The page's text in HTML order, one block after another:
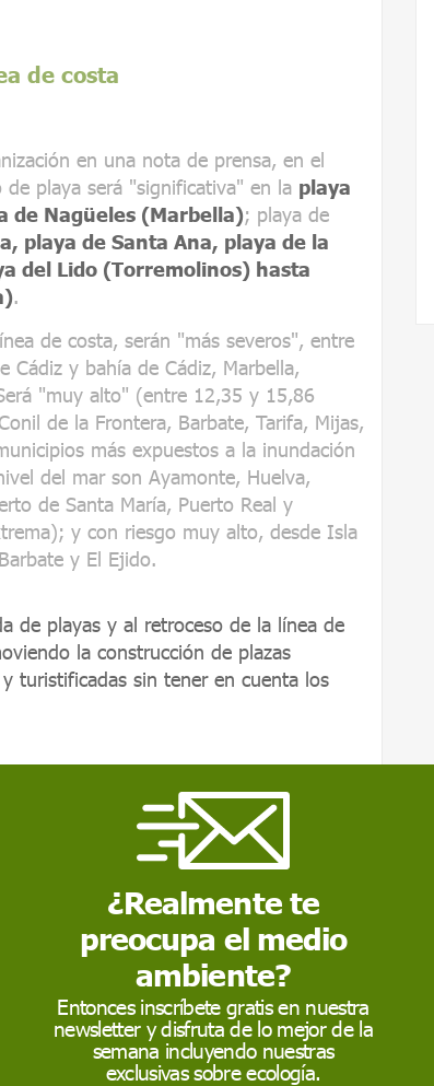
de costa
en una nota de prensa, en el
playa será "significativa" en la playa
de Nagüeles (Marbella); playa de
playa de Santa Ana, playa de la
del Lido (Torremolinos) hasta
.
de costa, serán "más severos", entre
y bahía de Cádiz, Marbella,
"muy alto" (entre 12,35 y 15,86
de la Frontera, Barbate, Tarifa, Mijas,
más expuestos a la inundación
del mar son Ayamonte, Huelva,
de Santa María, Puerto Real y
y con riesgo muy alto, desde Isla
y El Ejido.
de playas y al retroceso de la línea de
la construcción de plazas
turistificadas sin tener en cuenta los
playas y al retroceso de la línea de
continúa promoviendo la construcción
y turistificadas sin tener en cuenta
los nuevos desarrollos turísticos,
Tarifa, Chipiona, Málaga,
Herradura, Salobreña, Motril y el
¿Realmente te
preocupa el medio
ambiente?
Entonces inscríbete gratis en nuestra
newsletter y disfruta de lo mejor de la
semana incluyendo nuestras
exclusivas sobre ecología.